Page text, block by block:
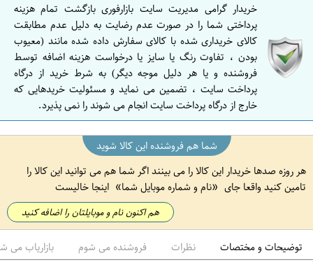
ا
ص
ف
ه
ا
ن
خریدار گرامی مدیریت سایت بازارفوری بازگشت تمام هزینه
پرداختی شما را در صورت عدم رضایت به دلیل عدم مطابقت
کالای خریداری شده با کالای سفارش داده شده مانند (معیوب
بودن ، تفاوت رنگ یا سایز یا درخواست هزینه اضافه توسط
فروشنده و یا هر دلیل موجه دیگر) به شرط خرید از درگاه
پرداخت سایت ، تضمین می نماید و مسئولیت خریدهایی که
خارج از درگاه پرداخت سایت انجام می شوند را نمی پذیرد.
شما هم فروشنده این کالا شوید
هر روزه صدها خریدار این کالا را می بینند اگر شما هم می توانید این کالا را
تامین کنید واقعا جای
نام و شماره موبایل شما اینجا خالیست
هم اکنون نام و موبایلتان را اضافه کنید
توضیحات و مختصات نظرات فروشنده می شوم بازاریاب می